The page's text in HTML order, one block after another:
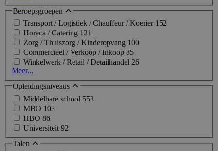
Beroepsgroepen
Transport / Logistiek / Chauffeur / Koerier 152
Horeca / Catering 121
Zorg / Thuiszorg / Kinderopvang 100
Commercieel / Verkoop / Inkoop 85
Winkelwerk / Retail / Detailhandel 26
Meer...
Opleidingsniveaus
Middelbare school 553
MBO 103
HBO 86
Universiteit 92
Talen